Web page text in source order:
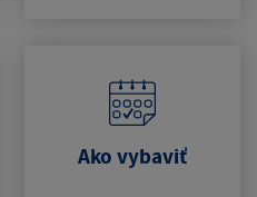
Ako vybaviť